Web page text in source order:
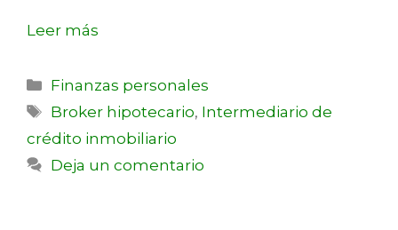
Leer más
Finanzas personales
Broker hipotecario, Intermediario de
crédito inmobiliario
Deja un comentario